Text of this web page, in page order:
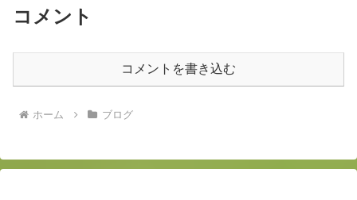
コメント
コメントを書き込む
ホーム ブログ